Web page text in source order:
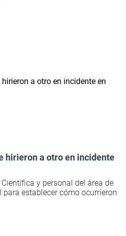
hirieron a otro en incidente
y personal del área de
para establecer cómo ocurrieron